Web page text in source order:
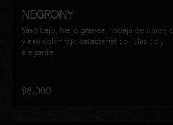
NEGRONY
Vaso bajo, hielo grande, rodaja de naranja
y ese color rojo característico. Clásico y
elegante.
$8.000